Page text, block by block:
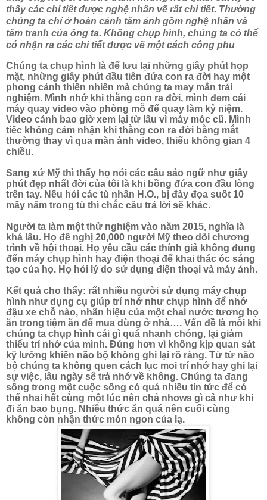
thấy các chi tiết được nghệ nhân vẽ rất chi tiết. Thường
chúng ta chỉ ở hoàn cảnh tấm ảnh gồm nghệ nhân và
tấm tranh của ông ta. Không chụp hình, chúng ta có thể
có nhận ra các chi tiết được vẽ một cách công phu
Chúng ta chụp hình là để lưu lại những giây phút họp
mặt, những giây phút đầu tiên đứa con ra đời hay một
phong cảnh thiên nhiên mà chúng ta may mắn trải
nghiệm. Mình nhớ khi thằng con ra đời, mình đem cái
máy quay video vào phòng mỗ để quay làm kỷ niệm.
Video cảnh bao giờ xem lại từ lâu vì máy móc cũ. Mình
tiếc không cảm nhận khi thằng con ra đời bằng mắt
thường thay vì qua màn ảnh video, thiếu không gian 4
chiều.
Sang xứ Mỹ thì thấy họ nói các câu sáo ngữ như giây
phút đẹp nhất đời của tôi là khi bồng đứa con đầu lòng
trên tay. Nếu hỏi các tù nhân H.O., bị đày đọa suốt 10
mấy năm trong tù thì chắc câu trả lời sẽ khác.
Người ta làm một thử nghiệm vào năm 2015, nghĩa là
khá lâu. Họ đề nghị 20,000 người Mỹ theo dõi chương
trình về hội thoại. Họ yêu cầu các thính giả không đụng
đến máy chụp hình hay điện thoại để khai thác óc sáng
tạo của họ. Họ hỏi lý do sử dụng điện thoại và máy ảnh.
Kết quả cho thấy: rất nhiều người sử dụng máy chụp
hình như dụng cụ giúp trí nhớ như chụp hình để nhớ
đậu xe chỗ nào, nhãn hiệu của một chai nước tương họ
ăn trong tiệm ăn để mua dùng ở nhà…. Vấn đề là mỗi khi
chúng ta chụp hình cái gì quá nhanh chóng, lại giảm
thiểu trí nhớ của mình. Đúng hơn vì không kịp quan sát
kỹ lưỡng khiến não bộ không ghi lại rõ ràng. Từ từ não
bộ chúng ta không quen cách lục moi trí nhớ hay ghi lại
sự việc, lâu ngày sẽ trả nhớ về không. Chúng ta đang
sống trong một cuộc sống có quá nhiều tin tức để có
thể nhai hết cùng một lúc nên chả nhows gì cả như khi
đi ăn bao bụng. Nhiều thức ăn quá nên cuối cùng
không còn nhận thức món ngon của lạ.